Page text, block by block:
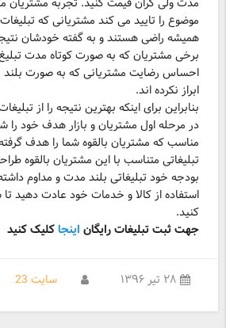
موضوع را تایید می کند مشتریانی که
همیشه راضی هستند و به گفته خودشان
برخی مشتریان که به صورت کوتاه مدت
احساس رضایت مشتریانی که به صورت بلند
ابراز نکرده اند.
بنابراین برای اینکه بهترین نتیجه را از
در مرحله اول مشتریان و بازار هدف خود را
مناسب که مشتریان بالقوه شما را هدف
تبلیغاتی متناسب با این مشتریان بالقوه
بودجه خود تبلیغاتی بلند مدت و مداوم
استفاده از کالا و خدمات خود عادت دهید
کنید.
جهت ثبت تبلیغات رایگان اینجاکلیک کنید
سایت 23